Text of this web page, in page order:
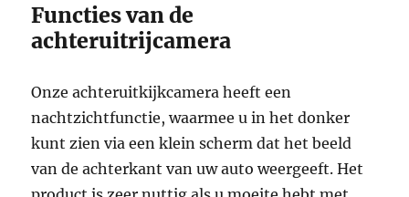
Functies van de
achteruitrijcamera
Onze achteruitkijkcamera heeft een
nachtzichtfunctie, waarmee u in het donker
kunt zien via een klein scherm dat het beeld
van de achterkant van uw auto weergeeft. Het